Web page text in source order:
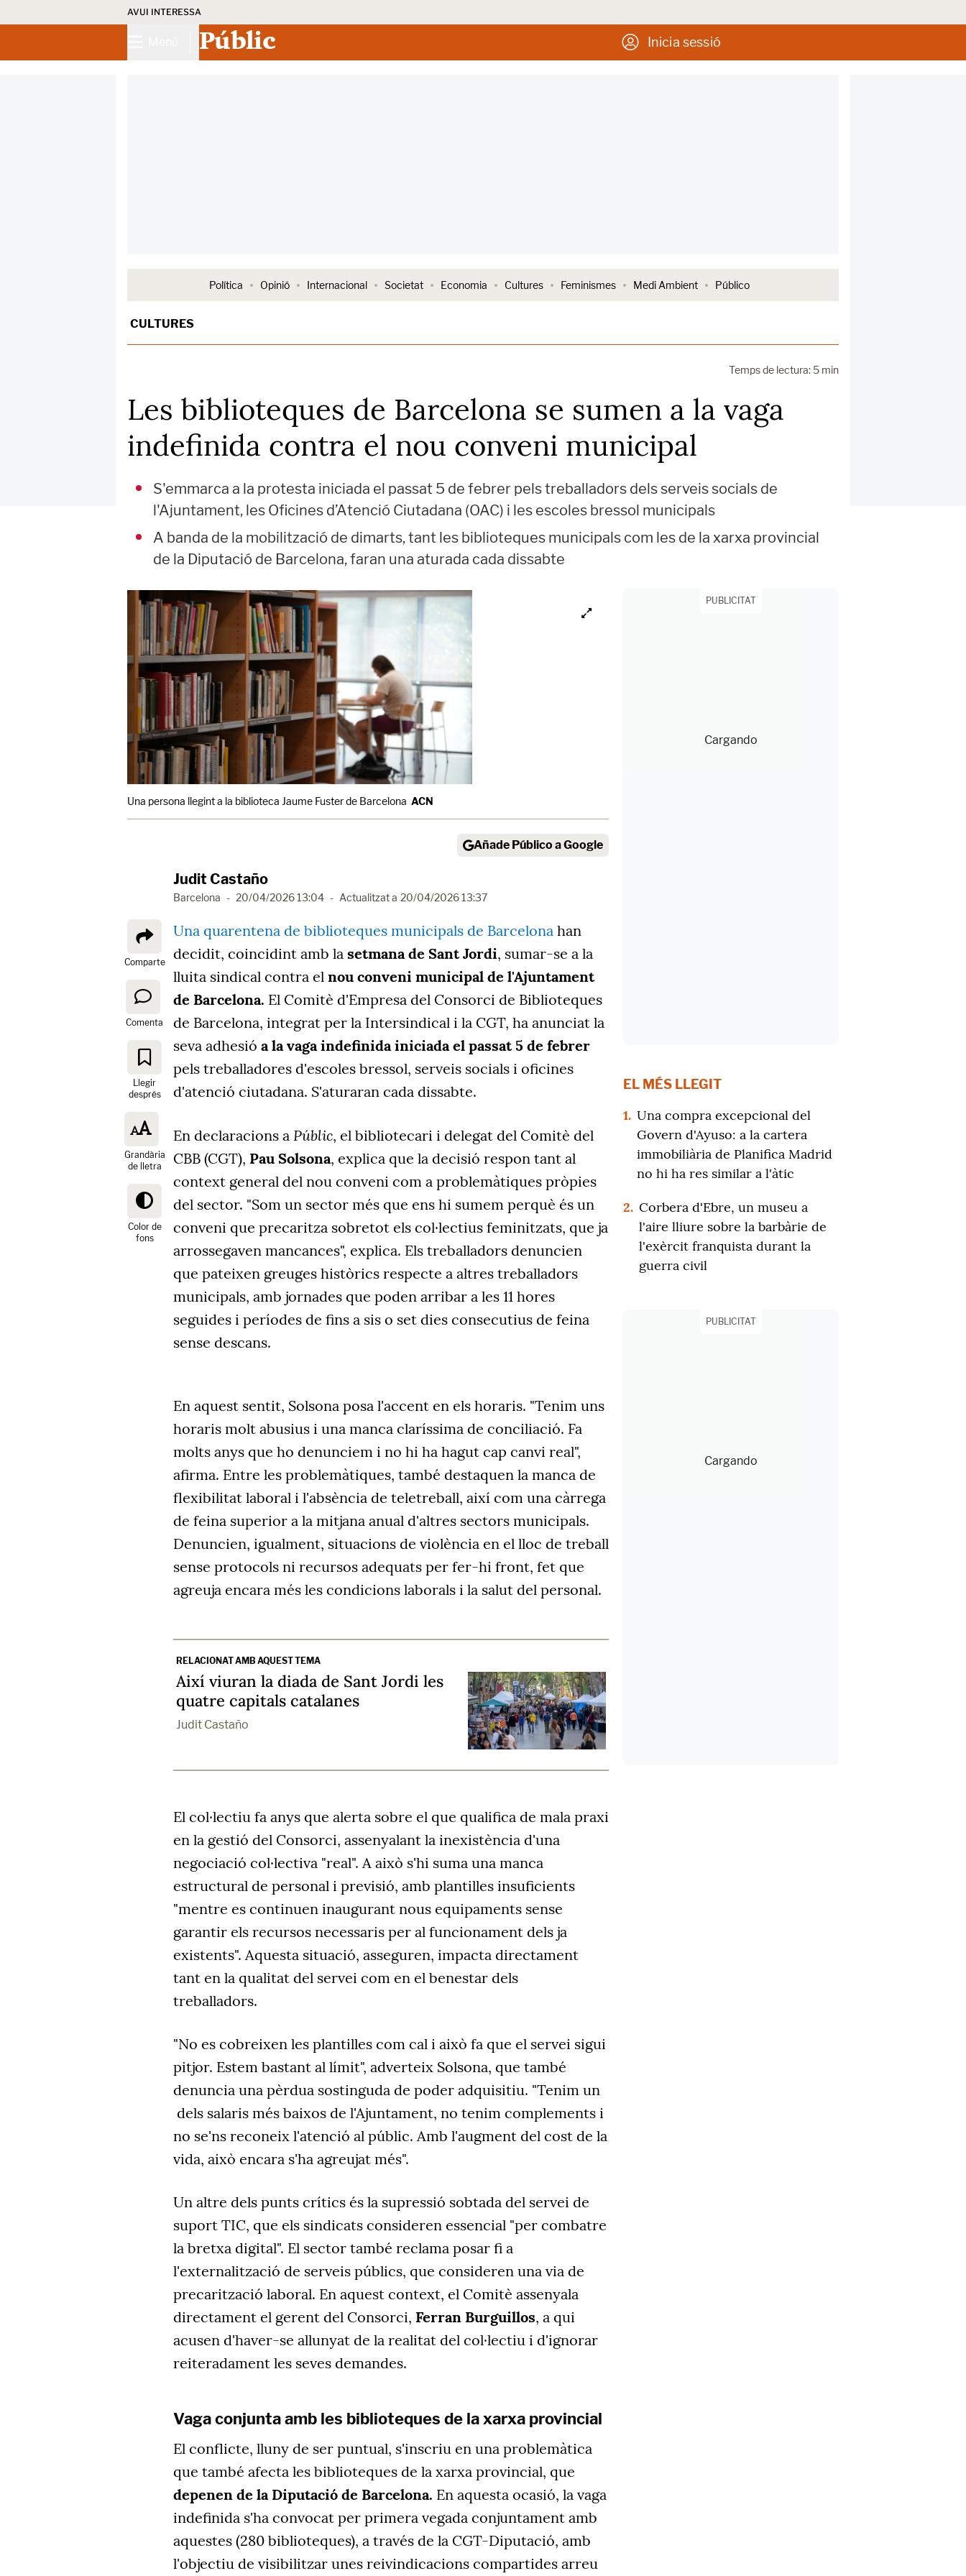
AVUI INTERESSA
Públic Inicia sessió
Política Opinió Internacional Societat Economia Cultures Feminismes Medi Ambient Público
CULTURES
Temps de lectura: 5 min
Les biblioteques de Barcelona se sumen a la vaga
indefinida contra el nou conveni municipal
S'emmarca a la protesta iniciada el passat 5 de febrer pels treballadors dels serveis socials de
l'Ajuntament, les Oficines d’Atenció Ciutadana (OAC) i les escoles bressol municipals
A banda de la mobilització de dimarts, tant les biblioteques municipals com les de la xarxa provincial
de la Diputació de Barcelona, faran una aturada cada dissabte
Una persona llegint a la biblioteca Jaume Fuster de Barcelona ACN
Añade Público a Google
Judit Castaño
Barcelona - 20/04/2026 13:04 - Actualitzat a 20/04/2026 13:37
Comparte
Comenta
Llegir
després
Grandària
de lletra
Color de
fons
Una quarentena de biblioteques municipals de Barcelona han
decidit, coincidint amb la setmana de Sant Jordi, sumar-se a la
lluita sindical contra el nou conveni municipal de l'Ajuntament
de Barcelona. El Comitè d'Empresa del Consorci de Biblioteques
de Barcelona, integrat per la Intersindical i la CGT, ha anunciat la
seva adhesió a la vaga indefinida iniciada el passat 5 de febrer
pels treballadores d'escoles bressol, serveis socials i oficines
d'atenció ciutadana. S'aturaran cada dissabte.
En declaracions a Públic, el bibliotecari i delegat del Comitè del
CBB (CGT), Pau Solsona, explica que la decisió respon tant al
context general del nou conveni com a problemàtiques pròpies
del sector. "Som un sector més que ens hi sumem perquè és un
conveni que precaritza sobretot els col·lectius feminitzats, que ja
arrossegaven mancances", explica. Els treballadors denuncien
que pateixen greuges històrics respecte a altres treballadors
municipals, amb jornades que poden arribar a les 11 hores
seguides i períodes de fins a sis o set dies consecutius de feina
sense descans.
En aquest sentit, Solsona posa l'accent en els horaris. "Tenim uns
horaris molt abusius i una manca claríssima de conciliació. Fa
molts anys que ho denunciem i no hi ha hagut cap canvi real",
afirma. Entre les problemàtiques, també destaquen la manca de
flexibilitat laboral i l'absència de teletreball, així com una càrrega
de feina superior a la mitjana anual d'altres sectors municipals.
Denuncien, igualment, situacions de violència en el lloc de treball
sense protocols ni recursos adequats per fer-hi front, fet que
agreuja encara més les condicions laborals i la salut del personal.
RELACIONAT AMB AQUEST TEMA
Així viuran la diada de Sant Jordi les
quatre capitals catalanes
Judit Castaño
El col·lectiu fa anys que alerta sobre el que qualifica de mala praxi
en la gestió del Consorci, assenyalant la inexistència d'una
negociació col·lectiva "real". A això s'hi suma una manca
estructural de personal i previsió, amb plantilles insuficients
"mentre es continuen inaugurant nous equipaments sense
garantir els recursos necessaris per al funcionament dels ja
existents". Aquesta situació, asseguren, impacta directament
tant en la qualitat del servei com en el benestar dels
treballadors.
"No es cobreixen les plantilles com cal i això fa que el servei sigui
pitjor. Estem bastant al límit", adverteix Solsona, que també
denuncia una pèrdua sostinguda de poder adquisitiu. "Tenim un
dels salaris més baixos de l'Ajuntament, no tenim complements i
no se'ns reconeix l'atenció al públic. Amb l'augment del cost de la
vida, això encara s'ha agreujat més".
Un altre dels punts crítics és la supressió sobtada del servei de
suport TIC, que els sindicats consideren essencial "per combatre
la bretxa digital". El sector també reclama posar fi a
l'externalització de serveis públics, que consideren una via de
precarització laboral. En aquest context, el Comitè assenyala
directament el gerent del Consorci, Ferran Burguillos, a qui
acusen d'haver-se allunyat de la realitat del col·lectiu i d'ignorar
reiteradament les seves demandes.
Vaga conjunta amb les biblioteques de la xarxa provincial
El conflicte, lluny de ser puntual, s'inscriu en una problemàtica
que també afecta les biblioteques de la xarxa provincial, que
depenen de la Diputació de Barcelona. En aquesta ocasió, la vaga
indefinida s'ha convocat per primera vegada conjuntament amb
aquestes (280 biblioteques), a través de la CGT-Diputació, amb
l'objectiu de visibilitzar unes reivindicacions compartides arreu
PUBLICITAT
EL MÉS LLEGIT
1. Una compra excepcional del
Govern d'Ayuso: a la cartera
immobiliària de Planifica Madrid
no hi ha res similar a l'àtic
2. Corbera d'Ebre, un museu a
l'aire lliure sobre la barbàrie de
l'exèrcit franquista durant la
guerra civil
PUBLICITAT